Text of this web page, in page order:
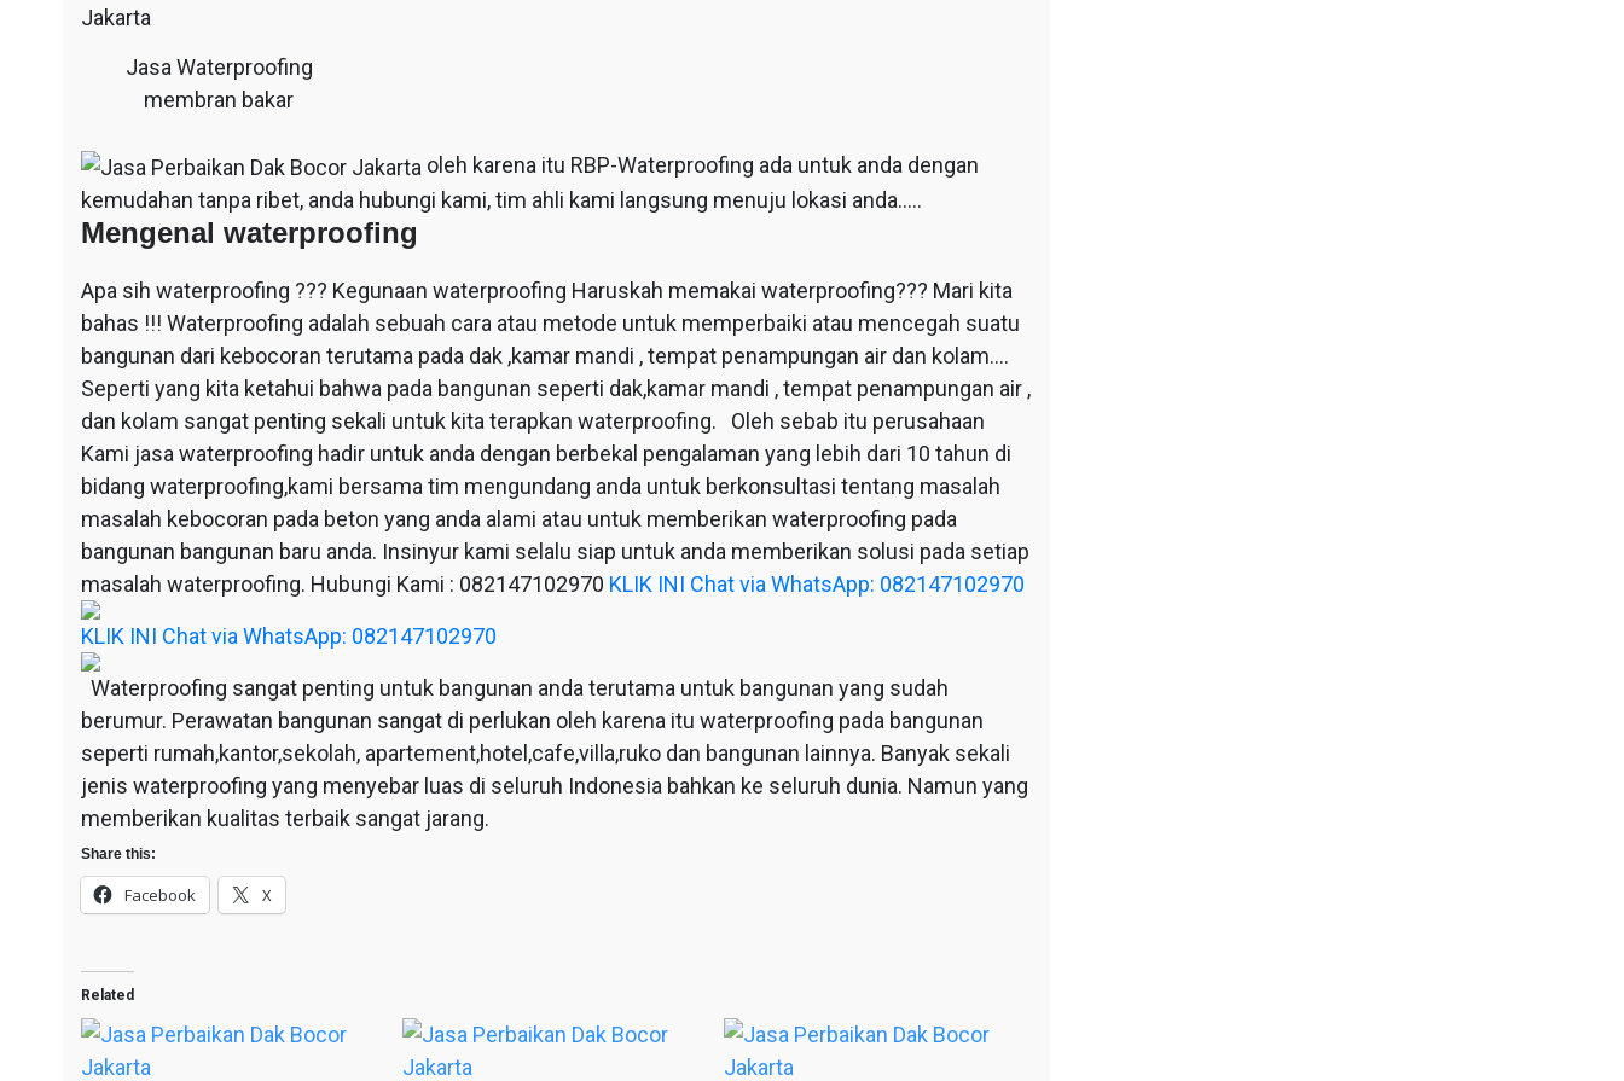
Jasa Waterproofing
membran bakar
oleh karena itu RBP-Waterproofing ada untuk anda dengan
kemudahan tanpa ribet, anda hubungi kami, tim ahli kami langsung menuju lokasi anda…..
Mengenal waterproofing
Apa sih waterproofing ??? Kegunaan waterproofing Haruskah memakai waterproofing??? Mari kita
bahas !!! Waterproofing adalah sebuah cara atau metode untuk memperbaiki atau mencegah suatu
bangunan dari kebocoran terutama pada dak ,kamar mandi , tempat penampungan air dan kolam….
Seperti yang kita ketahui bahwa pada bangunan seperti dak,kamar mandi , tempat penampungan air ,
dan kolam sangat penting sekali untuk kita terapkan waterproofing. Oleh sebab itu perusahaan
Kami jasa waterproofing hadir untuk anda dengan berbekal pengalaman yang lebih dari 10 tahun di
bidang waterproofing,kami bersama tim mengundang anda untuk berkonsultasi tentang masalah
masalah kebocoran pada beton yang anda alami atau untuk memberikan waterproofing pada
bangunan bangunan baru anda. Insinyur kami selalu siap untuk anda memberikan solusi pada setiap
masalah waterproofing. Hubungi Kami : 082147102970 KLIK INI Chat via WhatsApp: 082147102970
KLIK INI Chat via WhatsApp: 082147102970
Waterproofing sangat penting untuk bangunan anda terutama untuk bangunan yang sudah
berumur. Perawatan bangunan sangat di perlukan oleh karena itu waterproofing pada bangunan
seperti rumah,kantor,sekolah, apartement,hotel,cafe,villa,ruko dan bangunan lainnya. Banyak sekali
jenis waterproofing yang menyebar luas di seluruh Indonesia bahkan ke seluruh dunia. Namun yang
memberikan kualitas terbaik sangat jarang.
Share this:
Facebook X
Related